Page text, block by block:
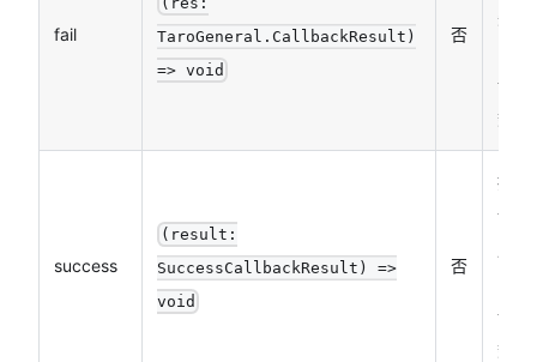
fail
TaroGeneral.CallbackResult)
=> void
否
失败
调函
数
success
(result:
SuccessCallbackResult) =>
void
否
接口
调用
调函
数